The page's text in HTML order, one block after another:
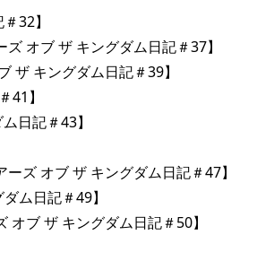
32】
オブ ザ キングダム日記＃37】
ザ キングダム日記＃39】
41】
日記＃43】
ズ オブ ザ キングダム日記＃47】
ム日記＃49】
ブ ザ キングダム日記＃50】